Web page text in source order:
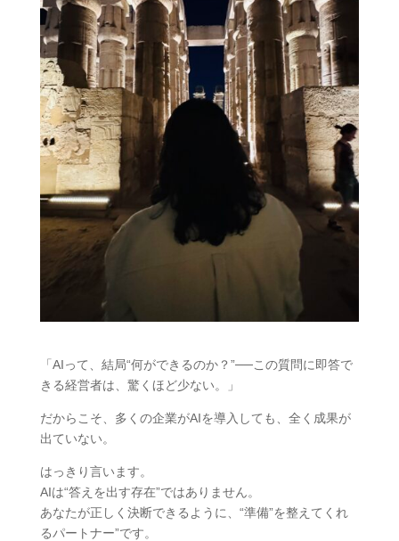
「AIって、結局“何ができるのか？”──この質問に即答で
きる経営者は、驚くほど少ない。」
だからこそ、多くの企業がAIを導入しても、全く成果が
出ていない。
はっきり言います。
AIは“答えを出す存在”ではありません。
あなたが正しく決断できるように、“準備”を整えてくれ
るパートナー”です。